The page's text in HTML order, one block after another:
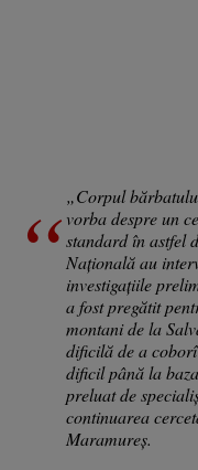
„Corpul
vorba despre un
standard în astfel
Naţională au
investigaţiile
a fost pregătit
montani de la
dificilă de a
dificil până la
preluat de
continuarea
Maramureş.